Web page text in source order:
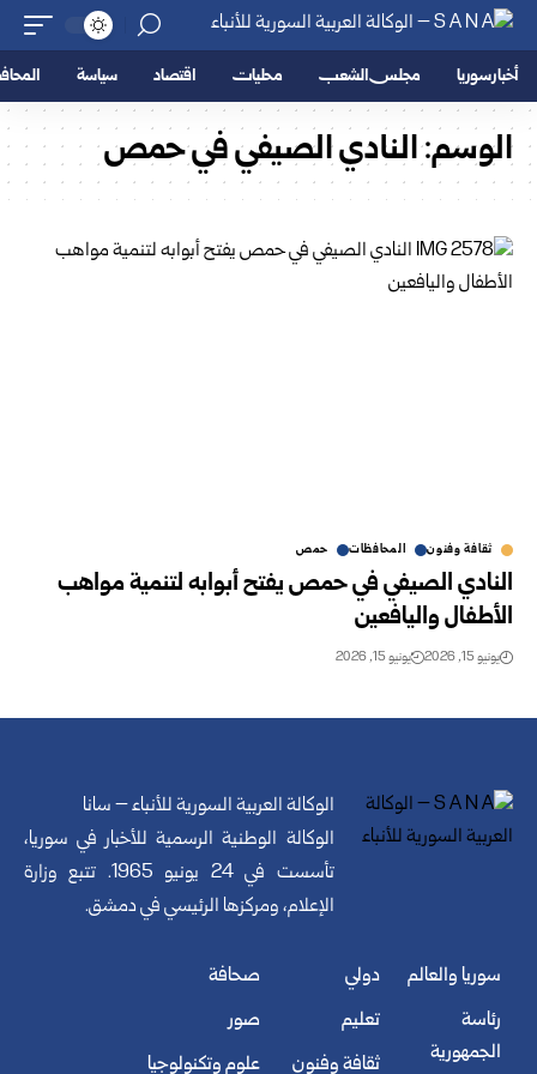
أخبار سوريا مجلس الشعب محليات اقتصاد سياسة
الوسم:النادي الصيفي في حمص
ثقافة وفنون المحافظات حمص
النادي الصيفي في حمص يفتح أبوابه لتنمية مواهب
الأطفال واليافعين
يونيو 15, 2026 يونيو 15, 2026
الوكالة العربية السورية للأنباء – سانا
الوكالة الوطنية الرسمية للأخبار في سوريا،
تأسست في 24 يونيو 1965. تتبع وزارة
الإعلام، ومركزها الرئيسي في دمشق.
سوريا والعالم
رئاسة
الجمهورية
دولي
تعليم
ثقافة وفنون
صحافة
صور
علوم وتكنولوجيا